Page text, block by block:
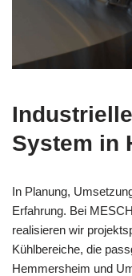
System in
In Planung,
Erfahrung. Bei
realisieren wir
Kühlbereiche, die
Hemmersheim und